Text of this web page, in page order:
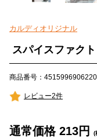
カルディオリジナル
スパイスファク
商品番号：4515996906220
レビュー2件
通常価格 213円 (